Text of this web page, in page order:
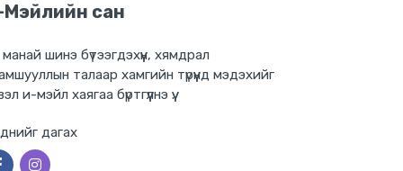
сан
шинэ бүтээгдэхүүн, хямдрал
талаар хамгийн түрүүнд мэдэхийг
и-мэйл хаягаа бүртгүүлнэ үү.
дагах